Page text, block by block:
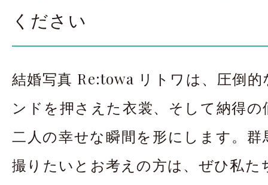
ください
結婚写真 Re:towa リトワは、圧倒
ンドを押さえた衣裳、そして納得
二人の幸せな瞬間を形にします。群
撮りたいとお考えの方は、ぜひ私た